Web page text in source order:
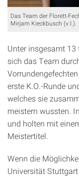
Das Team der Florett-
Mirjam Kieckbusch (v.l.).
Unter insgesamt
sich das Team
erste K.O.-Runde
welches sie
meistern wussten.
und holten mit
Meistertitel.
Wenn die
Universität